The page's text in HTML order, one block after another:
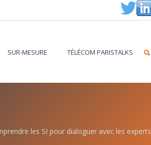
SUR-MESURE TÉLÉCOM PARISTALKS
les SI pour dialoguer avec les experts